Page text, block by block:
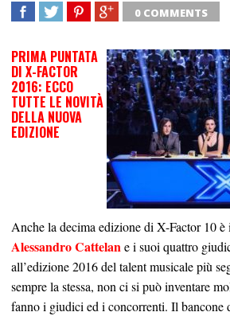
0 COMMENTS
PRIMA PUNTATA
DI X-FACTOR
2016: ECCO
TUTTE LE NOVITÀ
DELLA NUOVA
EDIZIONE
Anche la decima edizione di X-Factor 10
Alessandro Cattelane i suoi quattro
all’edizione 2016 del talent musicale più
sempre la stessa, non ci si può inventare
fanno i giudici ed i concorrenti. Il bancone